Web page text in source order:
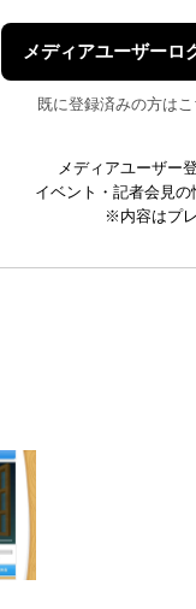
メディアユーザーロ
既に登録済みの方はこ
メディアユーザー
イベント・記者会見の
※内容はプ